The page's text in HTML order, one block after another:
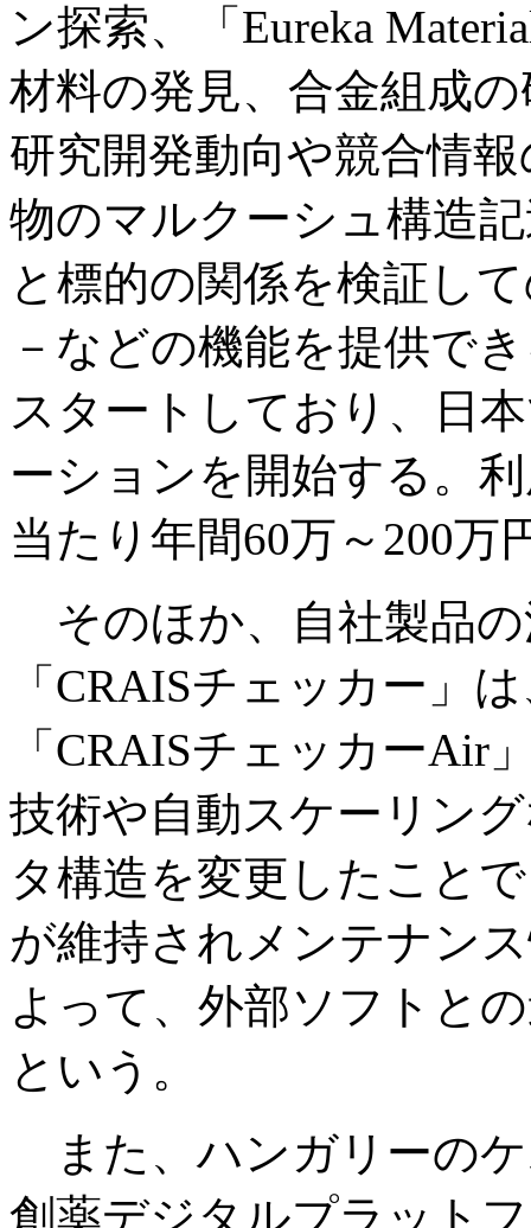
ン探索、「Eureka
材料の発見、合金組成
研究開発動向や競合情
物のマルクーシュ構造
と標的の関係を検証し
－などの機能を提供で
スタートしており、日
ーションを開始する。
当たり年間60万～200万
そのほか、自社製品
「CRAISチェッカー」
「CRAISチェッカーAir
技術や自動スケーリン
タ構造を変更したこと
が維持されメンテナン
よって、外部ソフトと
という。
また、ハンガリーの
創薬デジタルプラット